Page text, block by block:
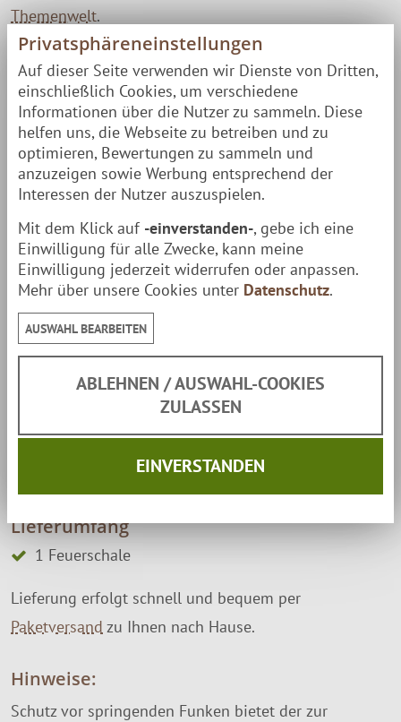
Themenwelt.
Die Feuerschale MIKA ist die ideale Basis zum saftigen
Grillen auf demSchwenkgrill . Eine echte finnische
Muurikka Feuerpfanne erweitert die kulinarische
Bandbreite durch feurige Grillpfannen-Gerichte.
Einfach, aber niemals unspektakulär im Geschmack:
Stockbrot, Würstchen oder Marshmallows vom Spieß
– geradefür Kids ein Riesenspaß .
Eckdaten
Material: Stahl
Stahl
30 cm
Lieferumfang
1 Feuerschale
Lieferung erfolgt schnell und bequem per
Paketversand zu Ihnen nach Hause.
Hinweise:
Schutz vor springenden Funken bietet der zur
Privatsphäreneinstellungen
Auf dieser Seite verwenden wir Dienste von Dritten,
einschließlich Cookies, um verschiedene
Informationen über die Nutzer zu sammeln. Diese
helfen uns, die Webseite zu betreiben und zu
optimieren, Bewertungen zu sammeln und
anzuzeigen sowie Werbung entsprechend der
Interessen der Nutzer auszuspielen.
Mit dem Klick auf -einverstanden-, gebe ich eine
Einwilligung für alle Zwecke, kann meine
Einwilligung jederzeit widerrufen oder anpassen.
Mehr über unsere Cookies unter Datenschutz.
AUSWAHL BEARBEITEN
ABLEHNEN / AUSWAHL-COOKIES
ZULASSEN
EINVERSTANDEN